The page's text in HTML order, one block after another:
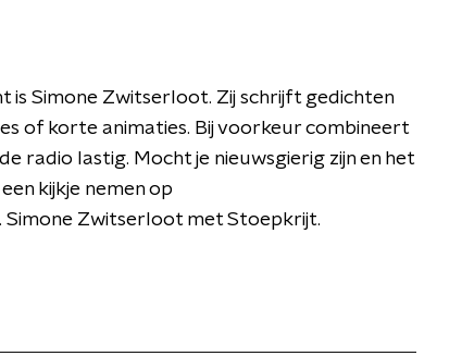
is Simone Zwitserloot. Zij schrijft gedichten
of korte animaties. Bij voorkeur combineert
radio lastig. Mocht je nieuwsgierig zijn en het
kijkje nemenop
. Simone Zwitserloot met Stoepkrijt.